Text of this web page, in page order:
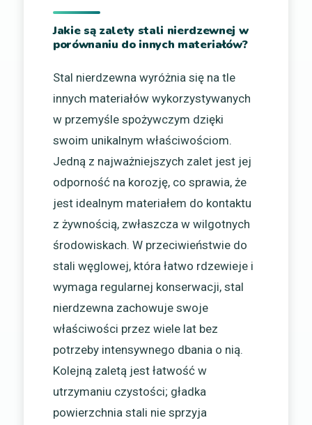
Jakie są zalety stali nierdzewnej w
porównaniu do innych materiałów?
Stal nierdzewna wyróżnia się na tle
innych materiałów wykorzystywanych
w przemyśle spożywczym dzięki
swoim unikalnym właściwościom.
Jedną z najważniejszych zalet jest jej
odporność na korozję, co sprawia, że
jest idealnym materiałem do kontaktu
z żywnością, zwłaszcza w wilgotnych
środowiskach. W przeciwieństwie do
stali węglowej, która łatwo rdzewieje i
wymaga regularnej konserwacji, stal
nierdzewna zachowuje swoje
właściwości przez wiele lat bez
potrzeby intensywnego dbania o nią.
Kolejną zaletą jest łatwość w
utrzymaniu czystości; gładka
powierzchnia stali nie sprzyja